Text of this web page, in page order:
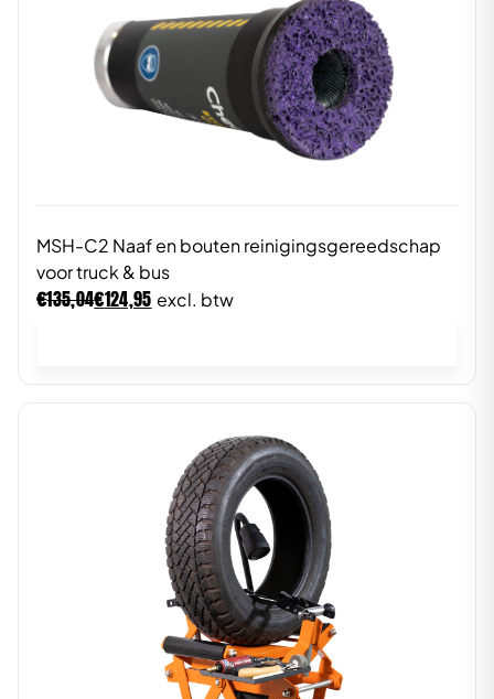
MSH-C2 Naaf en bouten reinigingsgereedschap
voor truck & bus
€135,04€124,95 excl. btw